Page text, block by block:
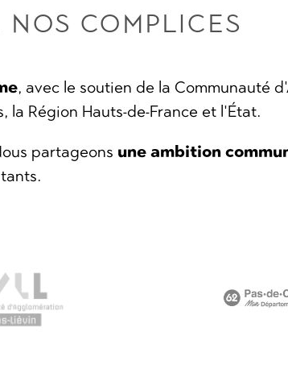
NOS COMPLICES
, avec le soutien de la Communauté
la Région Hauts-de-France et l'État.
partageons une ambition